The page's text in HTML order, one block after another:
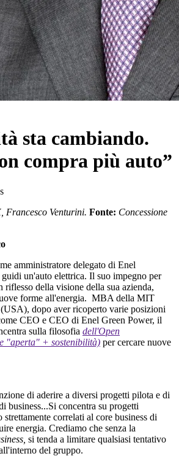
sta cambiando.
compra più auto”
Francesco Venturini. Fonte: Concessione
amministratore delegato di Enel
guidi un'auto elettrica. Il suo impegno per
riflesso della visione della sua azienda,
forme all'energia. MBA della MIT
dopo aver ricoperto varie posizioni
CEO e CEO di Enel Green Power, il
sulla filosofia dell'Open
"aperta" + sostenibilità) per cercare nuove
di aderire a diversi progetti pilota e di
business...Si concentra su progetti
correlati al core business di
energia. Crediamo che senza la
si tenda a limitare qualsiasi tentativo
del gruppo.